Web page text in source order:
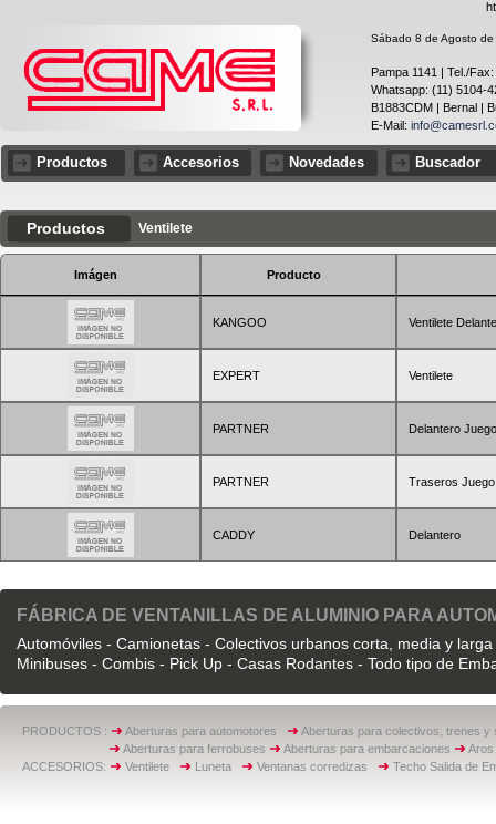
Sábado 8 de Agosto
Pampa 1141 | Tel./
Whatsapp: (11) 5104-
B1883CDM | Bernal |
E-Mail:
Productos Accesorios Novedades Buscador
Productos Ventilete
Imágen Producto
KANGOO Ventilete
EXPERT Ventilete
PARTNER Delantero
PARTNER Traseros
CADDY Delantero
FÁBRICA DE VENTANILLAS DE ALUMINIO PARA
Automóviles - Camionetas - Colectivos urbanos corta, media y
Minibuses - Combis - Pick Up - Casas Rodantes - Todo tipo de
PRODUCTOS : Aberturas para automotores
Aberturas para colectivos, trenes y
Aberturas para ferrobuses
Aberturas para embarcaciones
ACCESORIOS:
Ventilete Luneta Ventanas corredizas Techo Salida de